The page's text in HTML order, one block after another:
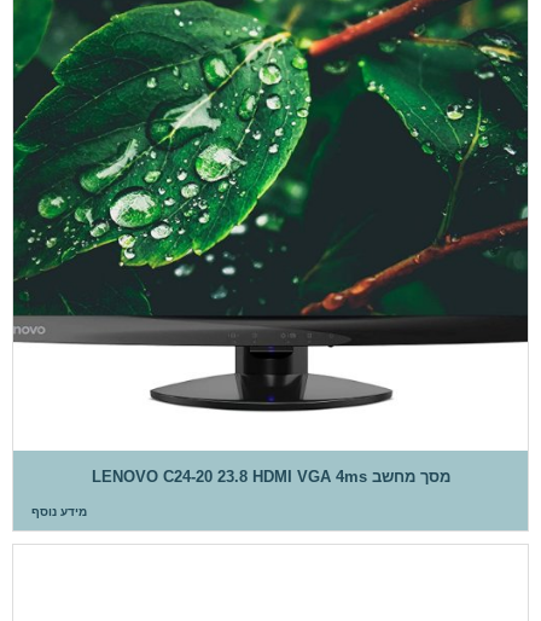
מסך מחשב LENOVO C24-20 23.8 HDMI VGA 4ms
מידע נוסף